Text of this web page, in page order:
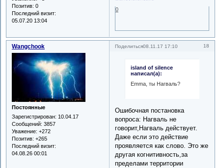
Позитив: 0
Последний визит:
05.07.20 13:04
0
Поделиться 18
08.11.17 17:10
Wangchook
Постоянные
Зарегистрирован: 10.04.17
Сообщений: 3857
Уважение: +272
Позитив: +265
Последний визит:
04.08.26 00:01
island of silence
написал(а):
Emma, ты Нагваль?
Ошибочная постановка
вопроса: Нагваль не
говорит,Нагваль действует.
Даже если это действие
проявляется как слово. Это же
другая когнитивность,за
пределами территории